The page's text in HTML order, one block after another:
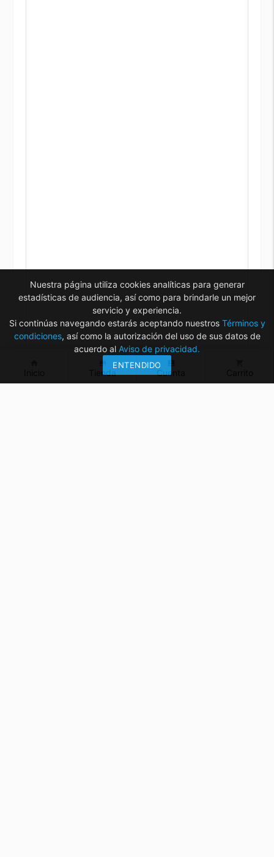
Tienda Cuenta
Nuestra página utiliza cookies analíticas para generar
estadísticas de audiencia, así como para brindarle un mejor
servicio y experiencia.
Si continúas navegando estarás aceptando nuestros Términos y
condiciones, así como la autorización del uso de sus datos de
acuerdo al Aviso de privacidad.
ENTENDIDO